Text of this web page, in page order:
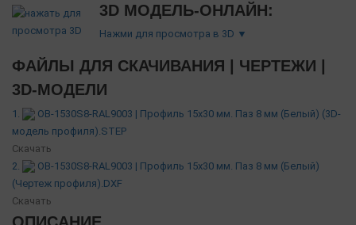
3D МОДЕЛЬ-ОНЛАЙН:
Нажми для просмотра в 3D ▼
ФАЙЛЫ ДЛЯ СКАЧИВАНИЯ | ЧЕРТЕЖИ |
3D-МОДЕЛИ
1.
OB-1530S8-RAL9003 | Профиль 15х30 мм. Паз 8 мм (Белый) (3D-
модель профиля).STEP
Скачать
2.
OB-1530S8-RAL9003 | Профиль 15х30 мм. Паз 8 мм (Белый)
(Чертеж профиля).DXF
Скачать